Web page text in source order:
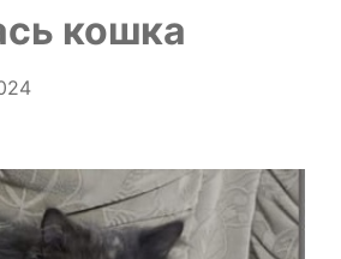
кошка